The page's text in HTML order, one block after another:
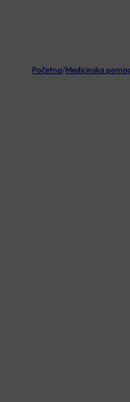
Početna/Medicinska